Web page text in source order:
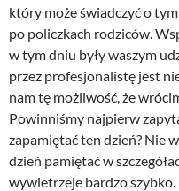
który może świadczyć o
po policzkach rodziców.
w tym dniu były waszym
przez profesjonalistę jest
nam tę możliwość, że
Powinniśmy najpierw
zapamiętać ten dzień? Nie
dzień pamiętać w
wywietrzeje bardzo szybko.